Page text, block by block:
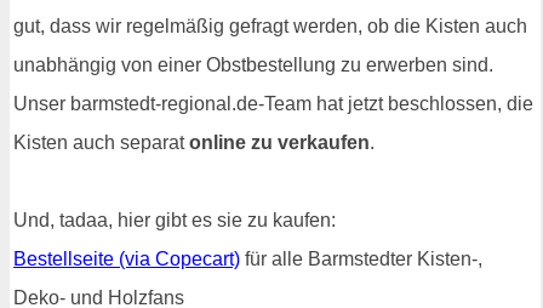
gut, dass wir regelmäßig gefragt werden, ob die Kisten auch
unabhängig von einer Obstbestellung zu erwerben sind.
Unser barmstedt-regional.de-Team hat jetzt beschlossen, die
Kisten auch separatonline zu verkaufen.
Und, tadaa, hier gibt es sie zu kaufen:
Bestellseite (via Copecart) für alle Barmstedter Kisten-,
Deko- und Holzfans